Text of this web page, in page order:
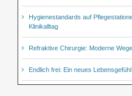
Hygienestandards auf
Klinikalltag
Refraktive Chirurgie: Moderne
Endlich frei: Ein neues